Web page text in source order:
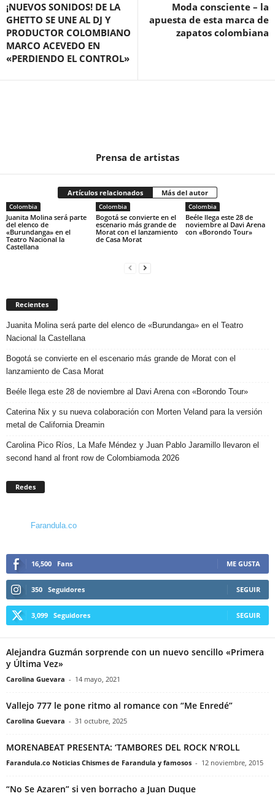
¡NUEVOS SONIDOS! DE LA
GHETTO SE UNE AL DJ Y
PRODUCTOR COLOMBIANO
MARCO ACEVEDO EN
«PERDIENDO EL CONTROL»
Moda consciente – la
apuesta de esta marca de
zapatos colombiana
Prensa de artistas
Artículos relacionados Más del autor
Colombia
Juanita Molina será parte
del elenco de
«Burundanga» en el
Teatro Nacional la
Castellana
Colombia
Bogotá se convierte en el
escenario más grande de
Morat con el lanzamiento
de Casa Morat
Colombia
Beéle llega este 28 de
noviembre al Davi Arena
con «Borondo Tour»
Recientes
Juanita Molina será parte del elenco de «Burundanga» en el Teatro
Nacional la Castellana
Bogotá se convierte en el escenario más grande de Morat con el
lanzamiento de Casa Morat
Beéle llega este 28 de noviembre al Davi Arena con «Borondo Tour»
Caterina Nix y su nueva colaboración con Morten Veland para la versión
metal de California Dreamin
Carolina Pico Ríos, La Mafe Méndez y Juan Pablo Jaramillo llevaron el
second hand al front row de Colombiamoda 2026
Redes
Farandula.co
16,500 Fans ME GUSTA
350 Seguidores SEGUIR
3,099 Seguidores SEGUIR
Alejandra Guzmán sorprende con un nuevo sencillo «Primera
y Última Vez»
Carolina Guevara - 14 mayo, 2021
Vallejo 777 le pone ritmo al romance con “Me Enredé”
Carolina Guevara - 31 octubre, 2025
MORENABEAT PRESENTA: ‘TAMBORES DEL ROCK N’ROLL
Farandula.co Noticias Chismes de Farandula y famosos - 12 noviembre, 2015
“No Se Azaren” si ven borracho a Juan Duque